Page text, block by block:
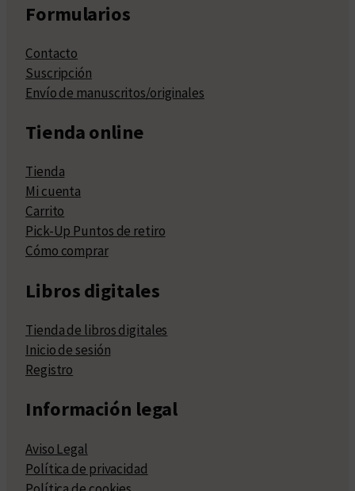
Formularios
Contacto
Suscripción
Envío de manuscritos/originales
Tienda online
Tienda
Mi cuenta
Carrito
Pick-Up Puntos de retiro
Cómo comprar
Libros digitales
Tienda de libros digitales
Inicio de sesión
Registro
Información legal
Aviso Legal
Política de privacidad